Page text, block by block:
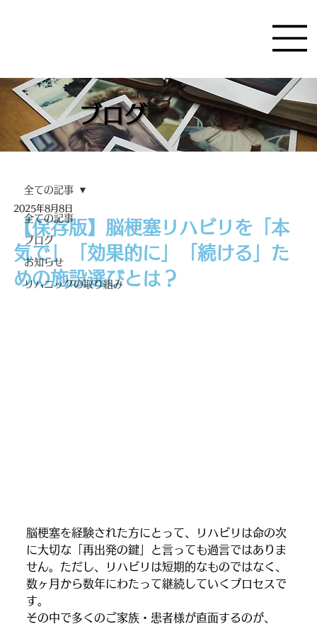
ブログ
全ての記事
ブログ
お知らせ
リハニックの取り組み
全ての記事
【保存版】脳梗塞リハビリを「本
気で」「効果的に」「続ける」た
めの施設選びとは？
2025年8月8日
脳梗塞を経験された方にとって、リハビリは命の次
に大切な「再出発の鍵」と言っても過言ではありま
せん。ただし、リハビリは短期的なものではなく、
数ヶ月から数年にわたって継続していくプロセスで
す。
その中で多くのご家族・患者様が直面するのが、